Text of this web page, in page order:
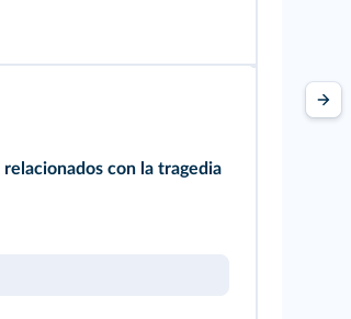
con la tragedia